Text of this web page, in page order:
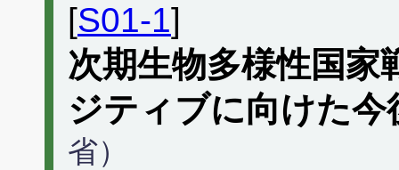
[S01-1]
次期生物多様性国家
ジティブに向けた今
省）